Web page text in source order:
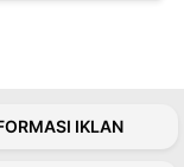
IKLAN